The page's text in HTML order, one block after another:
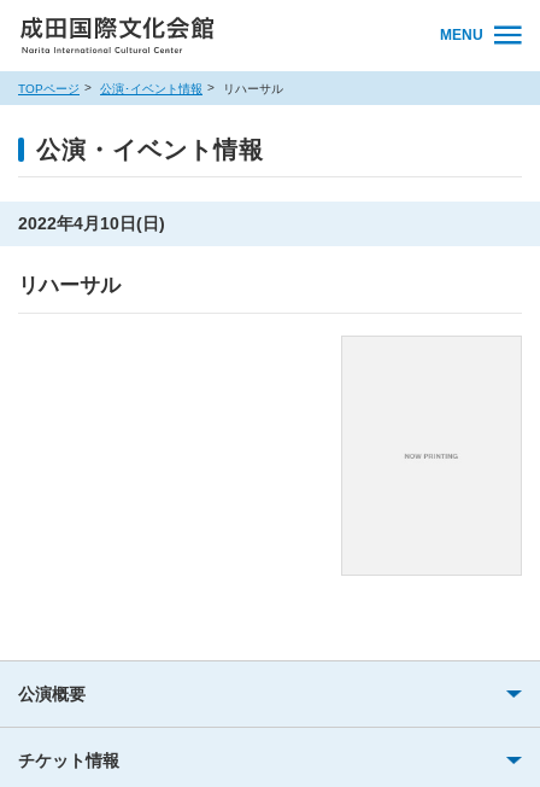
MENU
TOPページ 公演･イベント情報 リハーサル
公演・イベント情報
2022年4月10日(日)
リハーサル
公演概要
チケット情報